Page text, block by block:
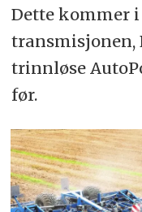
Dette kommer
transmisjonen,
trinnløse
før.